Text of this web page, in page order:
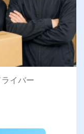
イバー